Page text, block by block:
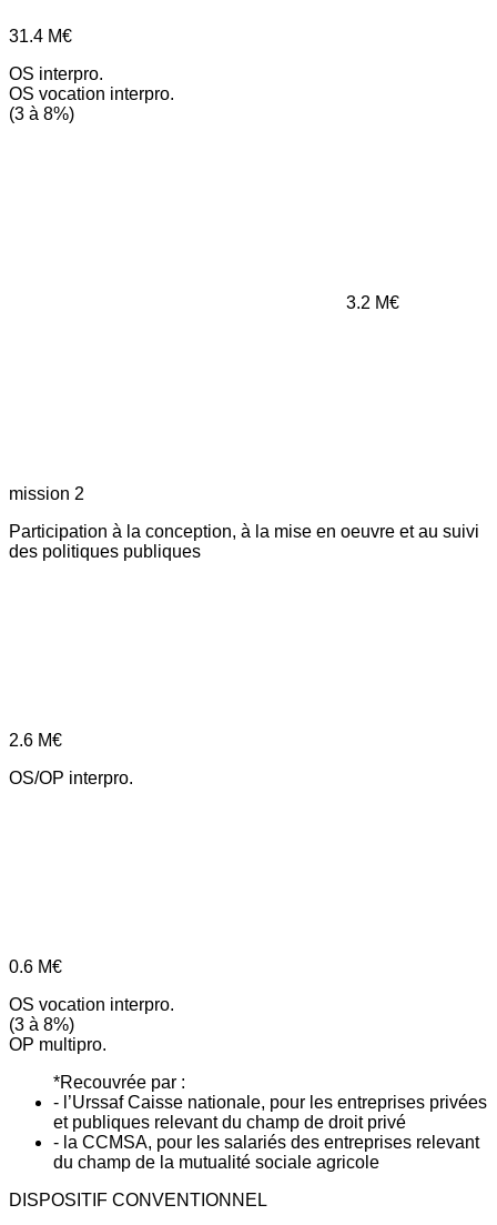
31.4 M€
OS interpro.
OS vocation interpro.
(3 à 8%)
3.2 M€
mission 2
Participation à la conception, à la mise en oeuvre et au suivi
des politiques publiques
2.6 M€
OS/OP interpro.
0.6 M€
OS vocation interpro.
(3 à 8%)
OP multipro.
*Recouvrée par :
- l’Urssaf Caisse nationale, pour les entreprises privées
et publiques relevant du champ de droit privé
- la CCMSA, pour les salariés des entreprises relevant
du champ de la mutualité sociale agricole
DISPOSITIF CONVENTIONNEL